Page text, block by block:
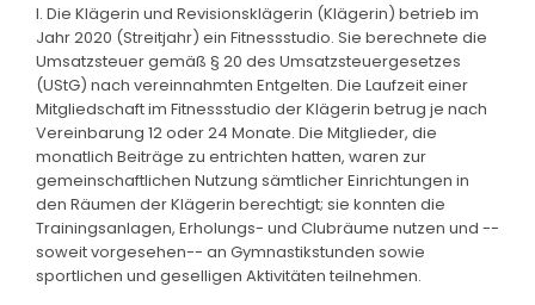
I. Die Klägerin und Revisionsklägerin (Klägerin) betrieb im
Jahr 2020 (Streitjahr) ein Fitnessstudio. Sie berechnete die
Umsatzsteuer gemäß § 20 des Umsatzsteuergesetzes
(UStG) nach vereinnahmten Entgelten. Die Laufzeit einer
Mitgliedschaft im Fitnessstudio der Klägerin betrug je nach
Vereinbarung 12 oder 24 Monate. Die Mitglieder, die
monatlich Beiträge zu entrichten hatten, waren zur
gemeinschaftlichen Nutzung sämtlicher Einrichtungen in
den Räumen der Klägerin berechtigt; sie konnten die
Trainingsanlagen, Erholungs- und Clubräume nutzen und --
soweit vorgesehen-- an Gymnastikstunden sowie
sportlichen und geselligen Aktivitäten teilnehmen.